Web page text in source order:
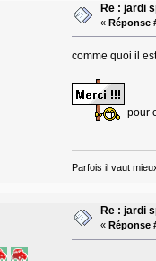
Re : jardi
« Réponse
comme quoi il
pour
Parfois il vaut
Re : jardi
« Réponse